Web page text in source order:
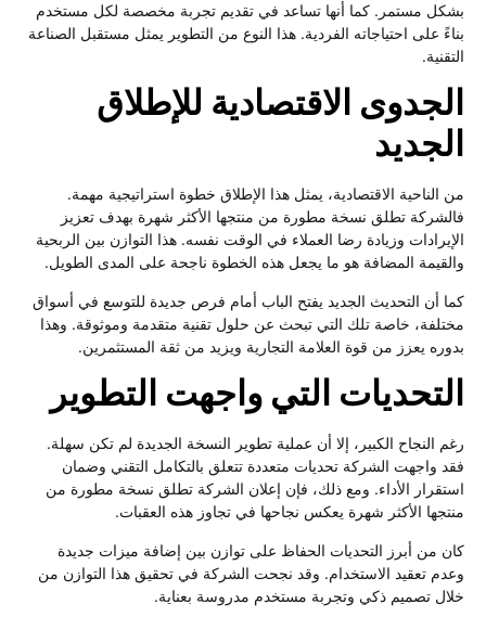
بشكل مستمر. كما أنها تساعد في تقديم تجربة مخصصة لكل مستخدم
بناءً على احتياجاته الفردية. هذا النوع من التطوير يمثل مستقبل الصناعة
التقنية.
الجدوى الاقتصادية للإطلاق
الجديد
من الناحية الاقتصادية، يمثل هذا الإطلاق خطوة استراتيجية مهمة.
فالشركة تطلق نسخة مطورة من منتجها الأكثر شهرة بهدف تعزيز
الإيرادات وزيادة رضا العملاء في الوقت نفسه. هذا التوازن بين الربحية
والقيمة المضافة هو ما يجعل هذه الخطوة ناجحة على المدى الطويل.
كما أن التحديث الجديد يفتح الباب أمام فرص جديدة للتوسع في أسواق
مختلفة، خاصة تلك التي تبحث عن حلول تقنية متقدمة وموثوقة. وهذا
بدوره يعزز من قوة العلامة التجارية ويزيد من ثقة المستثمرين.
التحديات التي واجهت التطوير
رغم النجاح الكبير، إلا أن عملية تطوير النسخة الجديدة لم تكن سهلة.
فقد واجهت الشركة تحديات متعددة تتعلق بالتكامل التقني وضمان
استقرار الأداء. ومع ذلك، فإن إعلان الشركة تطلق نسخة مطورة من
منتجها الأكثر شهرة يعكس نجاحها في تجاوز هذه العقبات.
كان من أبرز التحديات الحفاظ على توازن بين إضافة ميزات جديدة
وعدم تعقيد الاستخدام. وقد نجحت الشركة في تحقيق هذا التوازن من
خلال تصميم ذكي وتجربة مستخدم مدروسة بعناية.